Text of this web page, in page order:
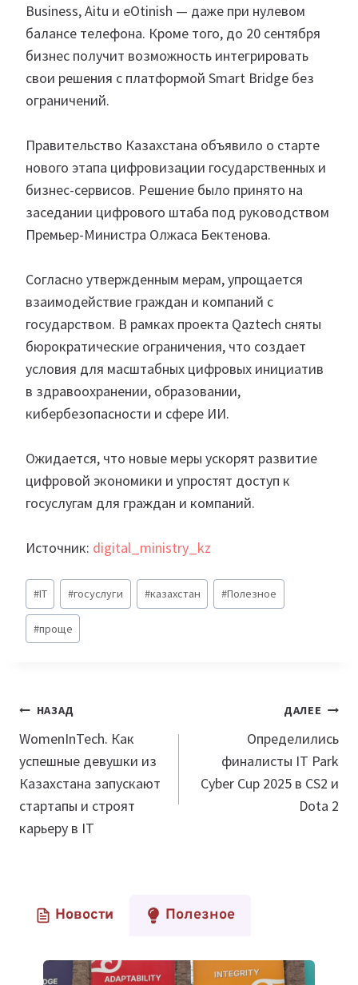
Business, Aitu и eOtinish — даже при нулевом
балансе телефона. Кроме того, до 20 сентября
бизнес получит возможность интегрировать
свои решения с платформой Smart Bridge без
ограничений.
Правительство Казахстана объявило о старте
нового этапа цифровизации государственных и
бизнес-сервисов. Решение было принято на
заседании цифрового штаба под руководством
Премьер-Министра Олжаса Бектенова.
Согласно утвержденным мерам, упрощается
взаимодействие граждан и компаний с
государством. В рамках проекта Qaztech сняты
бюрократические ограничения, что создает
условия для масштабных цифровых инициатив
в здравоохранении, образовании,
кибербезопасности и сфере ИИ.
Ожидается, что новые меры ускорят развитие
цифровой экономики и упростят доступ к
госуслугам для граждан и компаний.
Источник: digital_ministry_kz
Метки
записи:
#IT #госуслуги #казахстан #Полезное
#проще
Навигация
по
записям
НАЗАД
WomenInTech. Как
успешные девушки из
Казахстана запускают
стартапы и строят
карьеру в IT
ДАЛЕЕ
Определились
финалисты IT Park
Cyber Cup 2025 в CS2 и
Dota 2
Новости Полезное